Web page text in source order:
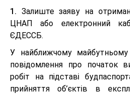
1. Залиште заяву на
ЦНАП або електронний
ЄДЕССБ.
У найближчому
повідомлення про початок
робіт на підставі
прийняття об’єктів в